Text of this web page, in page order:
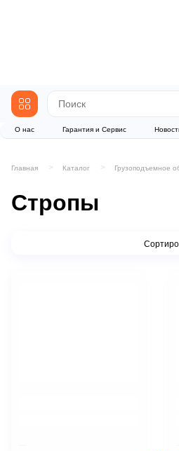
О нас Гарантия и Сервис
Главная Каталог Грузоподъемное
Стропы